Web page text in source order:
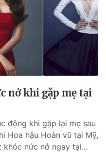
nở khi gặp mẹ tại
động khi gặp lại mẹ sau
Hoa hậu Hoàn vũ tại Mỹ,
khóc nức nở ngay tại...